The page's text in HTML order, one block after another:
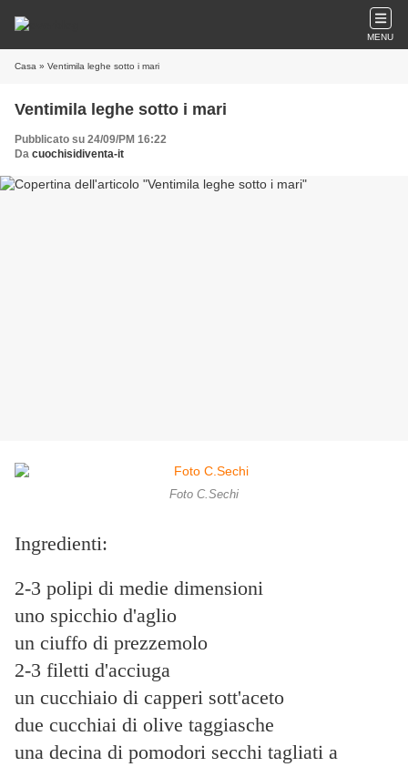
MENU
Casa » Ventimila leghe sotto i mari
Ventimila leghe sotto i mari
Pubblicato su 24/09/PM 16:22
Da cuochisidiventa-it
Foto C.Sechi
Ingredienti:
2-3 polipi di medie dimensioni
uno spicchio d'aglio
un ciuffo di prezzemolo
2-3 filetti d'acciuga
un cucchiaio di capperi sott'aceto
due cucchiai di olive taggiasche
una decina di pomodori secchi tagliati a